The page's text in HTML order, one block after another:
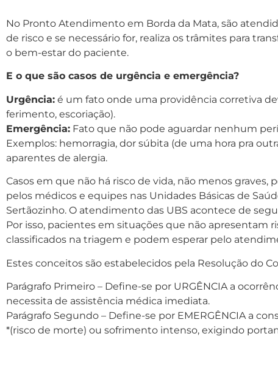
No Pronto Atendimento em Borda da Mata, são
de risco e se necessário for, realiza os trâmites para
o bem-estar do paciente.
E o que são casos de urgência e emergência?
Urgência: é um fato onde uma providência corretiva
ferimento, escoriação).
Emergência: Fato que não pode aguardar nenhum
Exemplos: hemorragia, dor súbita (de uma hora pra
aparentes de alergia.
Casos em que não há risco de vida, não menos
pelos médicos e equipes nas Unidades Básicas de
Sertãozinho. O atendimento das UBS acontece de
Por isso, pacientes em situações que não apresentam
classificados na triagem e podem esperar pelo
Estes conceitos são estabelecidos pela Resolução do
Parágrafo Primeiro – Define-se por URGÊNCIA a
necessita de assistência médica imediata.
Parágrafo Segundo – Define-se por EMERGÊNCIA a
*(risco de morte) ou sofrimento intenso, exigindo